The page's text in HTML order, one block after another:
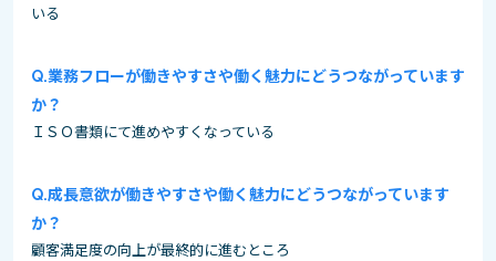
いる
業務フローが働きやすさや働く魅力にどうつながっています
か？
ＩＳＯ書類にて進めやすくなっている
成長意欲が働きやすさや働く魅力にどうつながっています
か？
顧客満足度の向上が最終的に進むところ